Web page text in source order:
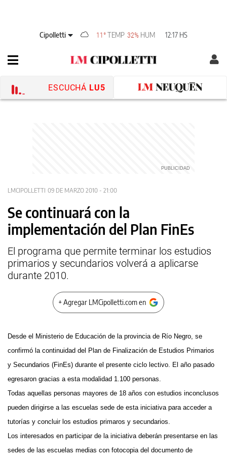
Cipolletti 11°TEMP 32% HUM 12:17 HS
ESCUCHÁ LU5
LMCIPOLLETTI 09 DE MARZO 2010 - 21:00
Se continuará con la
implementación del Plan FinEs
El programa que permite terminar los estudios
primarios y secundarios volverá a aplicarse
durante 2010.
+ Agregar LMCipolletti.com en
Desde el Ministerio de Educación de la provincia de Río Negro, se
confirmó la continuidad del Plan de Finalización de Estudios Primarios
y Secundarios (FinEs) durante el presente ciclo lectivo. El año pasado
egresaron gracias a esta modalidad 1.100 personas.
Todas aquellas personas mayores de 18 años con estudios inconclusos
pueden dirigirse a las escuelas sede de esta iniciativa para acceder a
tutorías y concluir los estudios primaros y secundarios.
Los interesados en participar de la iniciativa deberán presentarse en las
sedes de las escuelas medias con fotocopia del documento de